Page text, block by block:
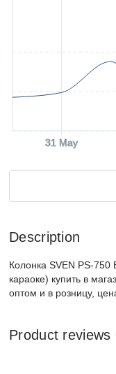
31 May
Description
Колонка SVEN PS-750
караоке) купить в
оптом и в розницу,
Product reviews